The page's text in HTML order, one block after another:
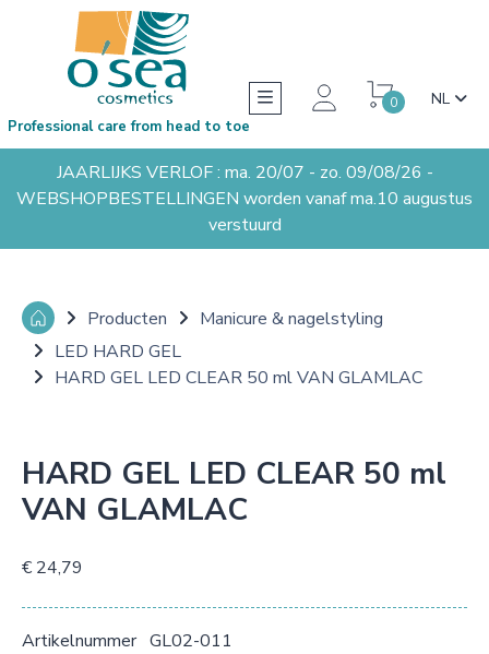
0 NL
Professional care from head to toe
JAARLIJKS VERLOF : ma. 20/07 - zo. 09/08/26 -
WEBSHOPBESTELLINGEN worden vanaf ma.10 augustus
verstuurd
Producten
Manicure & nagelstyling
LED HARD GEL
HARD GEL LED CLEAR 50 ml VAN GLAMLAC
HARD GEL LED CLEAR 50 ml
VAN GLAMLAC
€ 24,79
Artikelnummer GL02-011